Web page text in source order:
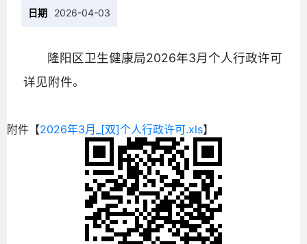
日期 2026-04-03
隆阳区卫生健康局2026年3月个人行政许可
详见附件。
附件【2026年3月_[双]个人行政许可.xls】